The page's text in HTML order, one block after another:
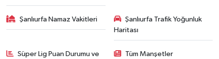
Şanlıurfa Namaz Vakitleri
Şanlıurfa Trafik Yoğunluk
Haritası
Süper Lig Puan Durumu ve Tüm Manşetler